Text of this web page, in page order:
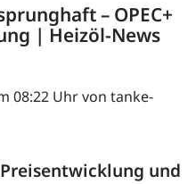
– OPEC+
| Heizöl-News
08:22 Uhr von tanke-
und